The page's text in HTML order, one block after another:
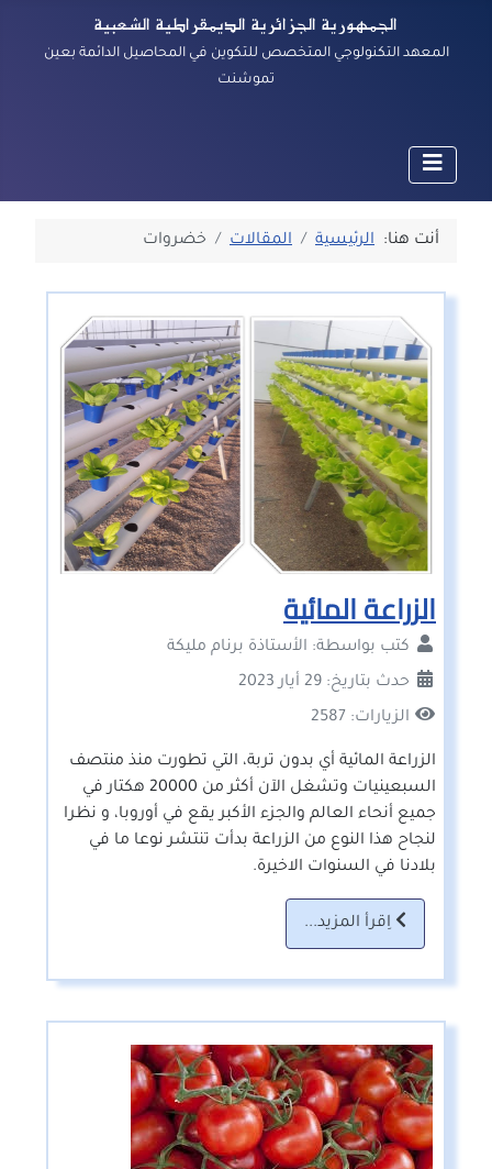
الجمهورية الجزائرية الديمقراطية الشعبية
المعهد التكنولوجي المتخصص للتكوين في المحاصيل الدائمة بعين
تموشنت
أنت هنا: الرئيسية المقالات خضروات
الزراعة المائية
كتب بواسطة: الأستاذة برنام مليكة
حدث بتاريخ: 29 أيار 2023
الزيارات: 2587
الزراعة المائية أي بدون تربة، التي تطورت منذ منتصف
السبعينيات وتشغل الآن أكثر من 20000 هكتار في
جميع أنحاء العالم والجزء الأكبر يقع في أوروبا، و نظرا
لنجاح هذا النوع من الزراعة بدأت تنتشر نوعا ما في
بلادنا في السنوات الاخيرة.
اِقرأ المزيد...